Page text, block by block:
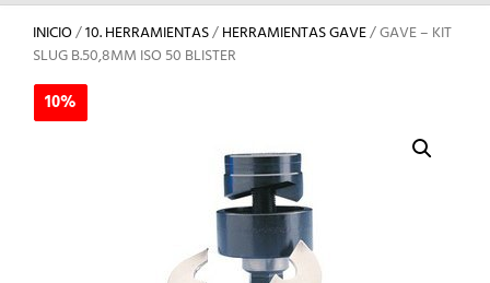
INICIO/10. HERRAMIENTAS/HERRAMIENTAS GAVE/ GAVE – KIT
SLUG B.50,8MM ISO 50 BLISTER
10%
10%